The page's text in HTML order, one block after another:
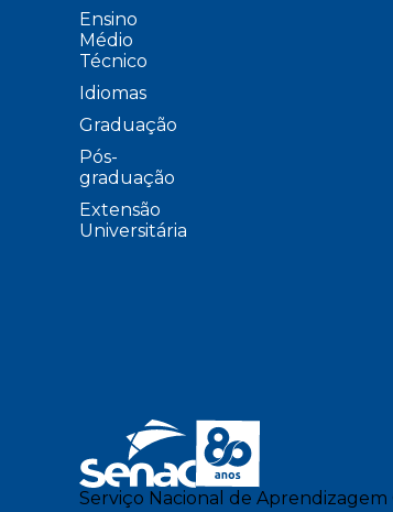
Ensino
Médio
Técnico
Idiomas
Graduação
Pós-
graduação
Extensão
Universitária
Serviço Nacional de Aprendizagem